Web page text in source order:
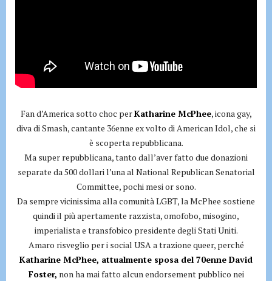
Fan d’America sotto choc perKatharine McPhee, icona gay,
diva di Smash, cantante 36enne ex volto di American Idol, che si
è scoperta repubblicana.
Ma super repubblicana, tanto dall’aver fatto due donazioni
separate da 500 dollari l’una al National Republican Senatorial
Committee, pochi mesi or sono.
Da sempre vicinissima alla comunità LGBT, la McPhee sostiene
quindi il più apertamente razzista, omofobo, misogino,
imperialista e transfobico presidente degli Stati Uniti.
Amaro risveglio per i social USA a trazione queer, perché
Katharine McPhee, attualmente sposa del 70enne David
Foster, non ha mai fatto alcun endorsement pubblico nei